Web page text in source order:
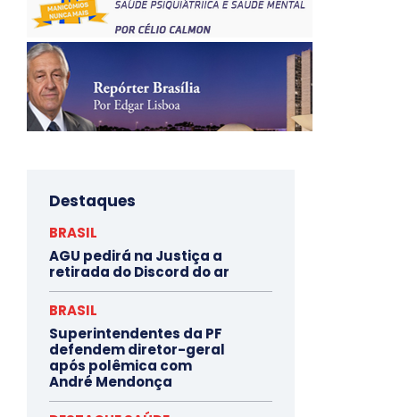
Destaques
BRASIL
AGU pedirá na Justiça a
retirada do Discord do ar
BRASIL
Superintendentes da PF
defendem diretor-geral
após polêmica com
André Mendonça